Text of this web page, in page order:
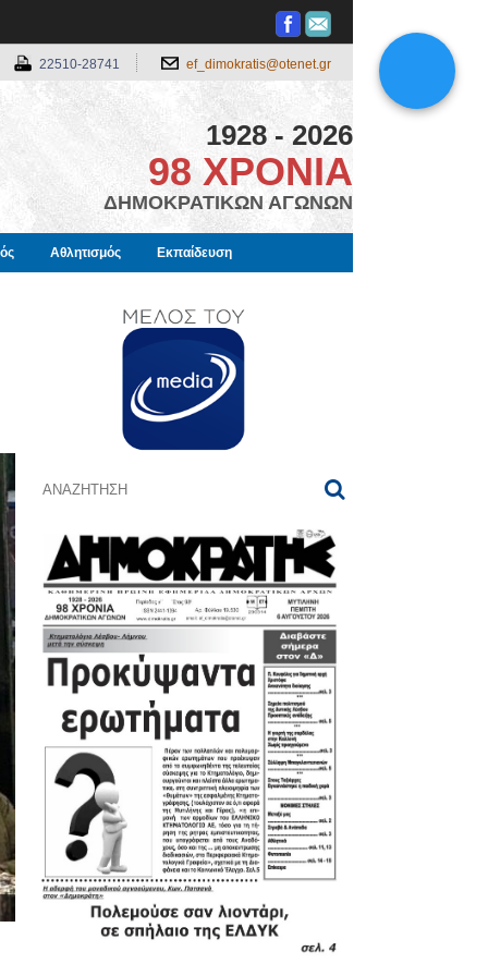
22510-28741 ef_dimokratis@otenet.gr
1928 - 2026
98 ΧΡΟΝΙΑ
ΔΗΜΟΚΡΑΤΙΚΩΝ ΑΓΩΝΩΝ
Αθλητισμός Εκπαίδευση